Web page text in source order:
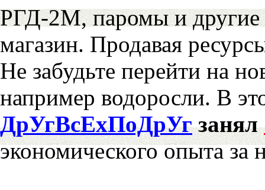
РГД-2М, паромы и другие
магазин. Продавая
Не забудьте перейти на
например водоросли. В
ДрУгВсЕхПоДрУгзанял
экономического опыта за